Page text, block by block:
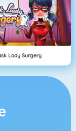
Lady Surgery